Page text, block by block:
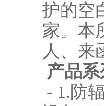
护的空
家。本
人、来
产品系
- 1. 防